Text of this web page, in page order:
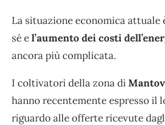
La situazione economica attuale
sé el’aumento dei costi
ancora più complicata.
I coltivatori della zona di
hanno recentemente espresso il
riguardo alle offerte ricevute